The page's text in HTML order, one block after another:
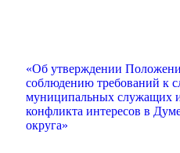
«Об утверждении
соблюдению требований к
муниципальных служащих
конфликта интересов в
округа»